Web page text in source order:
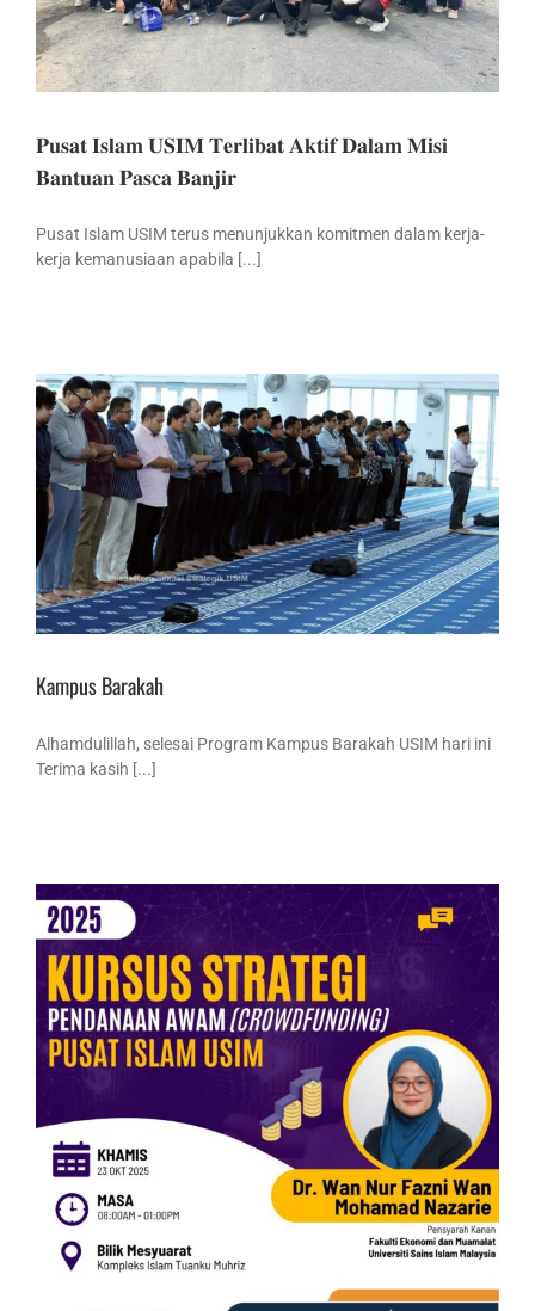
𝐏𝐮𝐬𝐚𝐭 𝐈𝐬𝐥𝐚𝐦 𝐔𝐒𝐈𝐌 𝐓𝐞𝐫𝐥𝐢𝐛𝐚𝐭 𝐀𝐤𝐭𝐢𝐟 𝐃𝐚𝐥𝐚𝐦 𝐌𝐢𝐬𝐢
𝐁𝐚𝐧𝐭𝐮𝐚𝐧 𝐏𝐚𝐬𝐜𝐚 𝐁𝐚𝐧𝐣𝐢𝐫
Pusat Islam USIM terus menunjukkan komitmen dalam kerja-
kerja kemanusiaan apabila [...]
Kampus Barakah
Alhamdulillah, selesai Program Kampus Barakah USIM hari ini
Terima kasih [...]